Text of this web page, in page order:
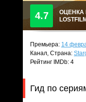
4.7
ОЦЕНКА
Премьера: 14
Канал, Страна:
Рейтинг IMDb: 4
Гид по